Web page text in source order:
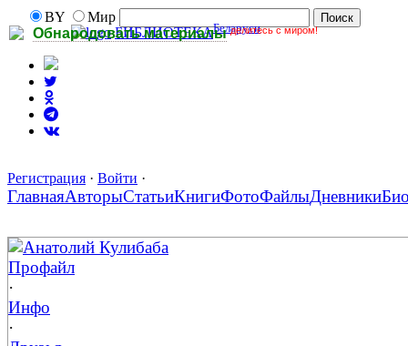
Обнародовать материалы делитесь с миром!
BY
Мир
БИБЛИОТЕКАБеларуси
Регистрация · Войти ·
ГлавнаяАвторыСтатьиКнигиФотоФайлыДневники
Анатолий Кулибаба
Профайл
·
Инфо
·